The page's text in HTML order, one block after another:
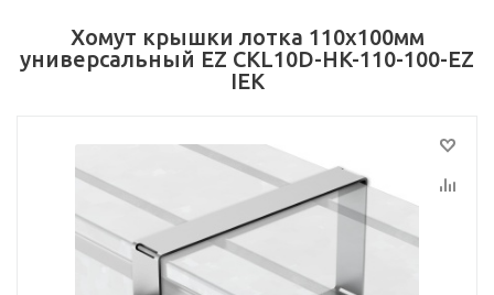
Хомут крышки лотка 110х100мм
универсальный EZ CKL10D-HK-110-100-EZ
IEK